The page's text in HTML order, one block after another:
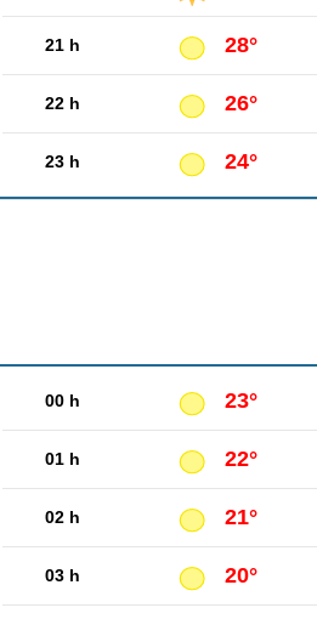
21 h 28°
22 h 26°
23 h 24°
00 h 23°
01 h 22°
02 h 21°
03 h 20°